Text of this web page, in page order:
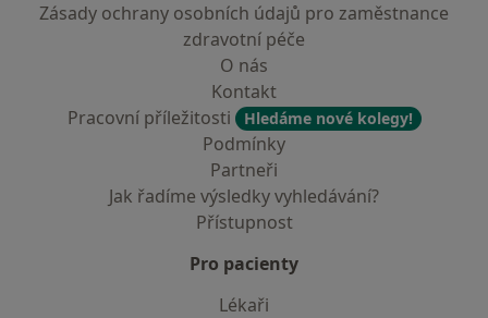
Zásady ochrany osobních údajů pro zaměstnance
zdravotní péče
O nás
Kontakt
Pracovní příležitosti
Hledáme nové kolegy!
Podmínky
Partneři
Jak řadíme výsledky vyhledávání?
Přístupnost
Pro pacienty
Lékaři